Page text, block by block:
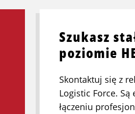
Szukasz
poziomie
Skontaktuj się z
Logistic Force.
łączeniu